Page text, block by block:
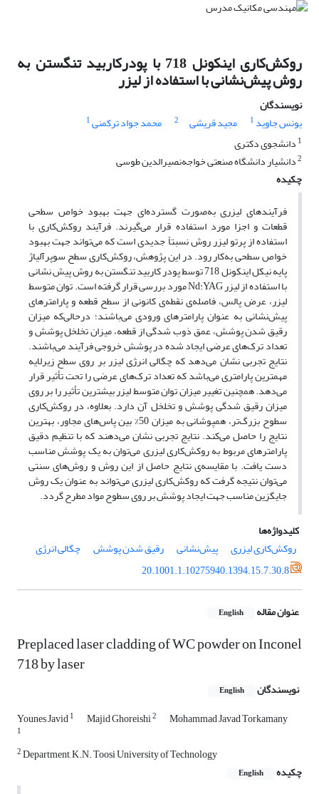
روکش‌کاری اینکونل 718 با پودرکاربید تنگستن به
روش پیش‌نشانی با استفاده از لیزر
نویسندگان
یونس جاوید 1 مجید قریشی 2 محمد جواد ترکمنی1
1 دانشجوی دکتری
2دانشیار دانشگاه صنعتی خواجه‌نصیرالدین طوسی
چکیده
فرآیندهای لیزری به‌صورت گسترده‌ای جهت بهبود خواص سطحی
قطعات و اجزا مورد استفاده قرار می‌گیرند. فرآیند روکش‌کاری با
استفاده از پرتو لیزر روش نسبتاً جدیدی است که می‌تواند جهت بهبود
خواص سطحی به‌کار رود. در این پژوهش، روکش‌کاری سطح سوپرآلیاژ
پایه نیکل اینکونل 718 توسط پودر کاربید تنگستن به روش پیش نشانی
با استفاده از لیزر Nd:YAG مورد بررسی قرار گرفته است. توان متوسط
لیزر، عرض پالس، فاصله‌ی نقطه‌ی کانونی از سطح قطعه و پارامترهای
پیش‌نشانی به عنوان پارامترهای ورودی می‌باشند؛ درحالی‌که میزان
رقیق شدن پوشش، عمق ذوب شدگی از قطعه، میزان تخلخل پوشش و
تعداد ترک‌های عرضی ایجاد شده در پوشش خروجی فرآیند می‌باشند.
نتایج تجربی نشان می‌دهد که چگالی انرژی لیزر بر روی سطح زیرلایه
مهمترین پارامتری می‌باشد که تعداد ترک‌های عرضی را تحت تأثیر قرار
می‌دهد. همچنین تغییر میزان توان متوسط لیزر بیشترین تأثیر را بر روی
میزان رقیق شدگی پوشش و تخلخل آن دارد. بعلاوه، در روکش‌کاری
سطوح بزرگ‌تر، همپوشانی به میزان 50% بین پاس‌های مجاور، بهترین
نتایج را حاصل می‌کند. نتایج تجربی نشان می‌دهند که با تنظیم دقیق
پارامترهای مربوط به روکش‌کاری لیزری می‌توان به یک پوشش مناسب
دست یافت. با مقایسه‌ی نتایج حاصل از این روش و روش‌های سنتی
می‌توان نتیجه گرفت که روکش‌کاری لیزری می‌تواند به عنوان یک روش
جایگزین مناسب جهت ایجاد پوشش بر روی سطوح مواد مطرح گردد.
کلیدواژه‌ها
روکش‌کاری لیزری
پیش‌نشانی رقیق شدن پوشش
چگالی انرژی
20.1001.1.10275940.1394.15.7.30.8
عنوان مقاله English
Preplaced laser cladding of WC powder on Inconel
718 by laser
نویسندگان English
Younes Javid1 Majid Ghoreishi2 Mohammad Javad Torkamany
1
2Department, K.N. Toosi University of Technology
چکیده
English